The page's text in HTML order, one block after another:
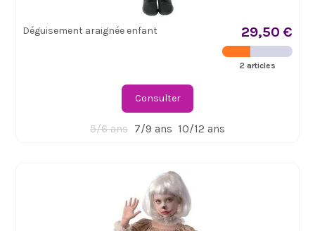
Déguisement araignée enfant 29,50 €
2 articles
Consulter
5/6 ans 7/9 ans 10/12 ans